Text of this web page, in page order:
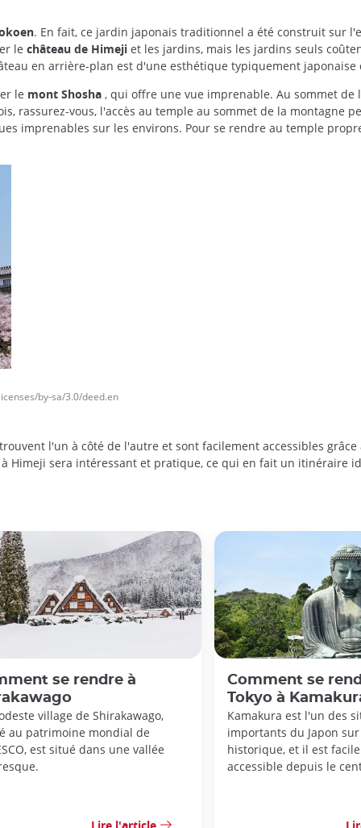
. En fait, ce jardin japonais traditionnel a été construit sur
le château de Himeji et les jardins, mais les jardins seuls
en arrière-plan est d'une esthétique typiquement
le mont Shosha , qui offre une vue imprenable. Au sommet
rassurez-vous, l'accès au temple au sommet de la montagne
imprenables sur les environs. Pour se rendre au temple
by-sa/3.0/deed.en
l'un à côté de l'autre et sont facilement accessibles grâce
Himeji sera intéressant et pratique, ce qui en fait un itinéraire
se rendre à
village de Shirakawago,
au patrimoine mondial de
est situé dans une vallée
Lire l'article
Comment se
Tokyo à
Kamakura est l'un des
importants du Japon
historique, et il est
accessible depuis le